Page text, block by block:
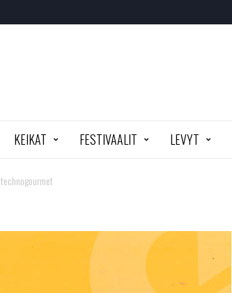
KEIKAT FESTIVAALIT LEVYT
technogourmet